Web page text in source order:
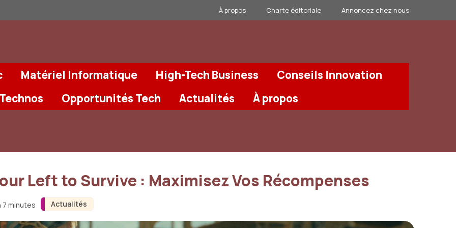
À propos Charte éditoriale Annoncez chez nous
Matériel Informatique High-Tech Business
Conseils Innovation
Opportunités Tech Actualités À propos
Actualités
Left to Survive : Maximisez Vos Récompenses
7 minutes